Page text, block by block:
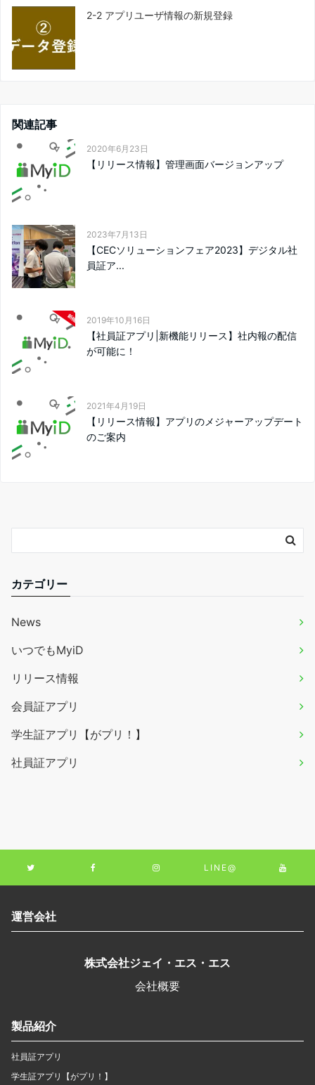
2-2 アプリユーザ情報の新規登録
関連記事
2020年6月23日
【リリース情報】管理画面バージョンアップ
2023年7月13日
【CECソリューションフェア2023】デジタル社
員証ア...
2019年10月16日
【社員証アプリ|新機能リリース】社内報の配信
が可能に！
2021年4月19日
【リリース情報】アプリのメジャーアップデート
のご案内
カテゴリー
News
いつでもMyiD
リリース情報
会員証アプリ
学生証アプリ【がプリ！】
社員証アプリ
LINE@
運営会社
株式会社ジェイ・エス・エス
会社概要
製品紹介
社員証アプリ
学生証アプリ【がプリ！】